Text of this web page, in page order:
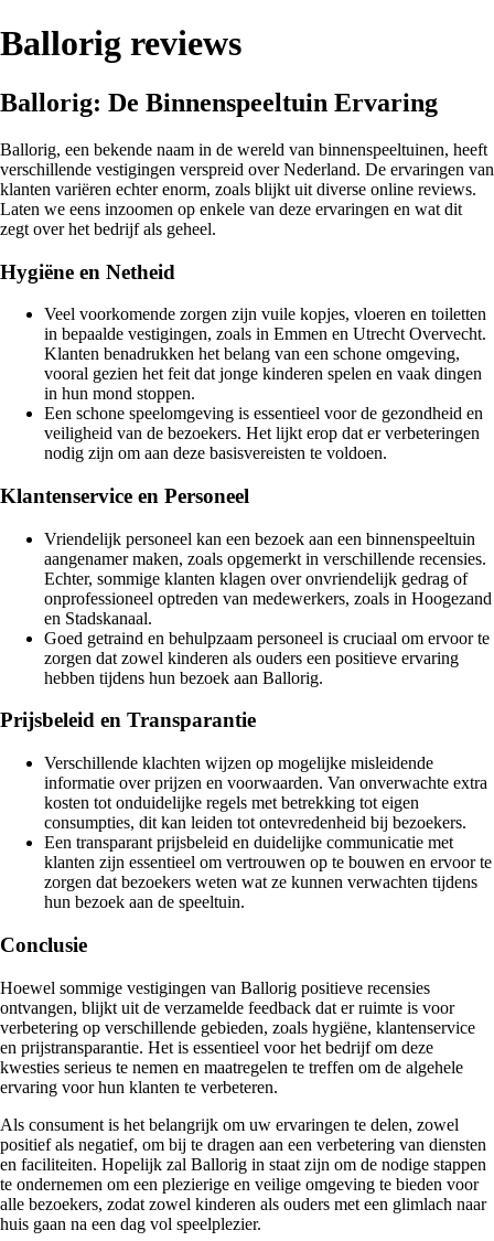
Ballorig reviews
Ballorig: De Binnenspeeltuin Ervaring
Ballorig, een bekende naam in de wereld van binnenspeeltuinen, heeft
verschillende vestigingen verspreid over Nederland. De ervaringen van
klanten variëren echter enorm, zoals blijkt uit diverse online reviews.
Laten we eens inzoomen op enkele van deze ervaringen en wat dit
zegt over het bedrijf als geheel.
Hygiëne en Netheid
Veel voorkomende zorgen zijn vuile kopjes, vloeren en toiletten
in bepaalde vestigingen, zoals in Emmen en Utrecht Overvecht.
Klanten benadrukken het belang van een schone omgeving,
vooral gezien het feit dat jonge kinderen spelen en vaak dingen
in hun mond stoppen.
Een schone speelomgeving is essentieel voor de gezondheid en
veiligheid van de bezoekers. Het lijkt erop dat er verbeteringen
nodig zijn om aan deze basisvereisten te voldoen.
Klantenservice en Personeel
Vriendelijk personeel kan een bezoek aan een binnenspeeltuin
aangenamer maken, zoals opgemerkt in verschillende recensies.
Echter, sommige klanten klagen over onvriendelijk gedrag of
onprofessioneel optreden van medewerkers, zoals in Hoogezand
en Stadskanaal.
Goed getraind en behulpzaam personeel is cruciaal om ervoor te
zorgen dat zowel kinderen als ouders een positieve ervaring
hebben tijdens hun bezoek aan Ballorig.
Prijsbeleid en Transparantie
Verschillende klachten wijzen op mogelijke misleidende
informatie over prijzen en voorwaarden. Van onverwachte extra
kosten tot onduidelijke regels met betrekking tot eigen
consumpties, dit kan leiden tot ontevredenheid bij bezoekers.
Een transparant prijsbeleid en duidelijke communicatie met
klanten zijn essentieel om vertrouwen op te bouwen en ervoor te
zorgen dat bezoekers weten wat ze kunnen verwachten tijdens
hun bezoek aan de speeltuin.
Conclusie
Hoewel sommige vestigingen van Ballorig positieve recensies
ontvangen, blijkt uit de verzamelde feedback dat er ruimte is voor
verbetering op verschillende gebieden, zoals hygiëne, klantenservice
en prijstransparantie. Het is essentieel voor het bedrijf om deze
kwesties serieus te nemen en maatregelen te treffen om de algehele
ervaring voor hun klanten te verbeteren.
Als consument is het belangrijk om uw ervaringen te delen, zowel
positief als negatief, om bij te dragen aan een verbetering van diensten
en faciliteiten. Hopelijk zal Ballorig in staat zijn om de nodige stappen
te ondernemen om een plezierige en veilige omgeving te bieden voor
alle bezoekers, zodat zowel kinderen als ouders met een glimlach naar
huis gaan na een dag vol speelplezier.